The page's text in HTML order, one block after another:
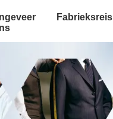
Fabrieksreis